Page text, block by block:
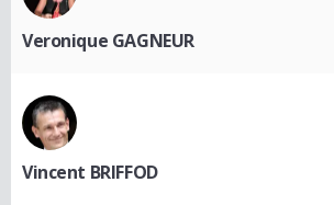
Veronique GAGNEUR
Vincent BRIFFOD